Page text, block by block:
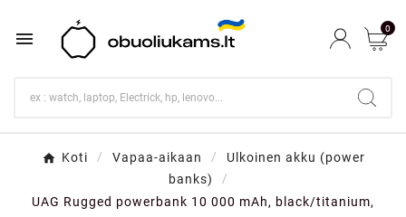
 0
Koti Vapaa-aikaan
Ulkoinen akku (power
banks)
UAG Rugged powerbank 10 000 mAh, black/titanium,